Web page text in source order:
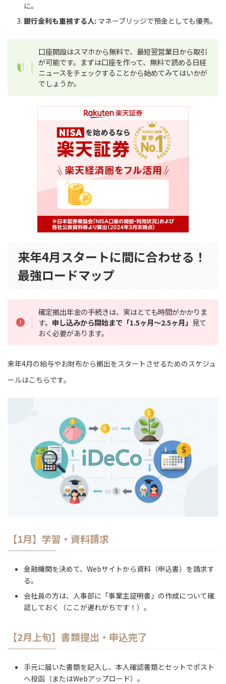
に。
銀行金利も重視する人: マネーブリッジで預金としても優秀。
口座開設はスマホから無料で、最短翌営業日から取引
が可能です。まずは口座を作って、無料で読める日経
ニュースをチェックすることから始めてみてはいかが
でしょうか。
来年4月スタートに間に合わせる！
最強ロードマップ
確定拠出年金の手続きは、実はとても時間がかかりま
す。 申し込みから開始まで「1.5ヶ月〜2.5ヶ月」 見て
おく必要があります。
来年4月の給与やお財布から拠出をスタートさせるためのスケジュ
ールはこちらです。
【1月】学習・資料請求
金融機関を決めて、Webサイトから資料（申込書）を請求す
る。
会社員の方は、人事部に「事業主証明書」の作成について確
認しておく（ここが遅れがちです！）。
【2月上旬】書類提出・申込完了
手元に届いた書類を記入し、本人確認書類とセットでポスト
へ投函（またはWebアップロード）。